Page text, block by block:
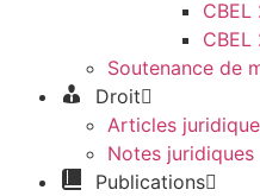
Soutenance de
Droit
Articles
Notes juridiques
Publications